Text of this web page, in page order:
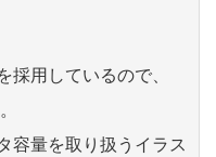
用しているので、
容量を取り扱うイラス